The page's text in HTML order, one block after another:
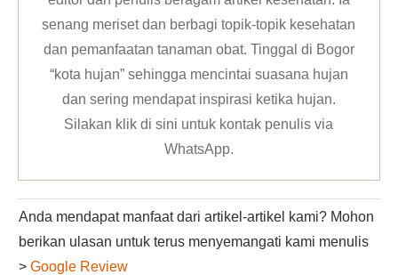
senang meriset dan berbagi topik-topik kesehatan
dan pemanfaatan tanaman obat. Tinggal di Bogor
“kota hujan” sehingga mencintai suasana hujan
dan sering mendapat inspirasi ketika hujan.
Silakan klikdi sini untuk kontak penulis via
WhatsApp.
Anda mendapat manfaat dari artikel-artikel kami? Mohon
berikan ulasan untuk terus menyemangati kami menulis
> Google Review